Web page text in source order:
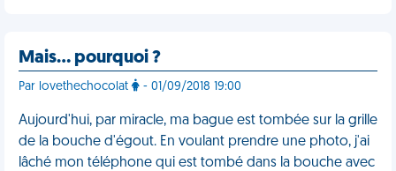
Mais… pourquoi ?
Par lovethechocolat - 01/09/2018 19:00
Aujourd'hui, par miracle, ma bague est tombée sur la grille
de la bouche d'égout. En voulant prendre une photo, j'ai
lâché mon téléphone qui est tombé dans la bouche avec